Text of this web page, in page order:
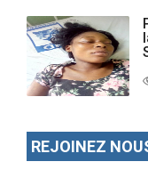
REJOINEZ